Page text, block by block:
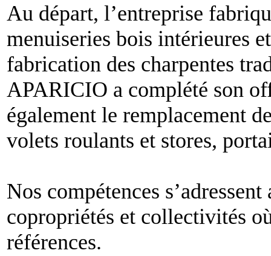
Au départ, l’entreprise
menuiseries bois intérieures
fabrication des charpentes
APARICIO a complété son
également le remplacement
volets roulants et stores,
Nos compétences
copropriétés et collectivités
références.